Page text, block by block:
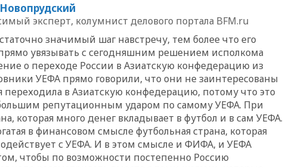
12:36
кофе из России достиг
рекордных показателей
12:30Российские войска
взяли под контроль село
Анискино в Харьковской
области
12:15Минцифры РФ не
планирует вводить
ограничения на доступ детей
в соцсети
эксперт, колумнист делового портала BFM.ru
значимый шаг навстречу, тем более что его
увязывать с сегодняшним решением исполкома
о переходе России в Азиатскую конфедерацию из
УЕФА прямо говорили, что они не заинтересованы
переходила в Азиатскую конфедерацию, потому что это
репутационным ударом по самому УЕФА. При
которая много денег вкладывает в футбол и в сам УЕФА.
в финансовом смысле футбольная страна, которая
с УЕФА. И в этом смысле и ФИФА, и УЕФА
чтобы по возможности постепенно Россию